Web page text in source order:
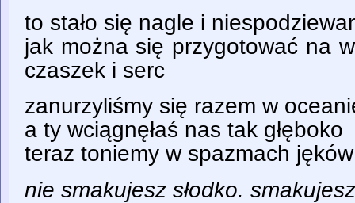
to stało się nagle i
jak można się przygotować na
czaszek i serc
zanurzyliśmy się razem w
a ty wciągnęłaś nas tak głęboko
teraz toniemy w spazmach
nie smakujesz słodko.